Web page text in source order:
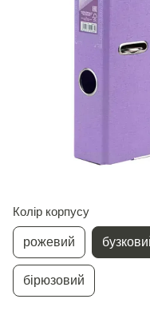
Колір корпусу
рожевий
бірюзовий